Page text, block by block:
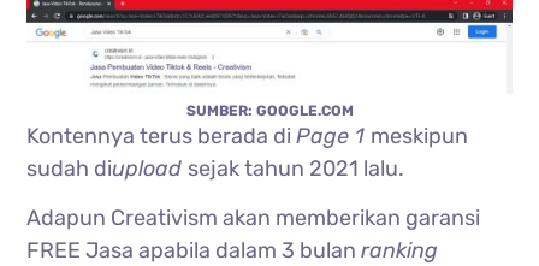
SUMBER: GOOGLE.COM
Kontennya terus berada diPage 1 meskipun
sudah diupload sejak tahun 2021 lalu.
Adapun Creativism akan memberikan garansi
FREE Jasa apabila dalam 3 bulanranking